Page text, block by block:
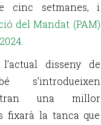
cinc setmanes, i
del Mandat (PAM)
disseny de
s’introdueixen
una millor
fixarà la tanca que